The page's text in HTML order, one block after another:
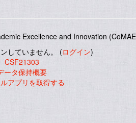
Excellence and Innovation
していません。 (ログイン)
CSF21303
ータ保持概要
アプリを取得する